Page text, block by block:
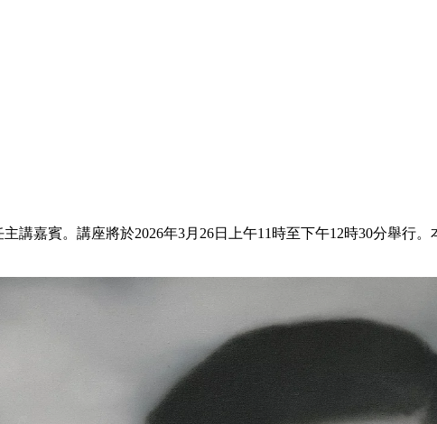
嘉賓。講座將於2026年3月26日上午11時至下午12時30分舉行